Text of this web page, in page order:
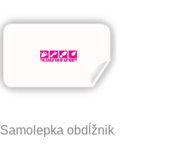
Samolepka obdĺžnik